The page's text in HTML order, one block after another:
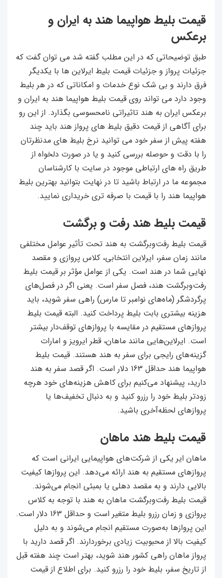
قیمت بلیط هواپیما هند به ایران و
برعکس
طبق توضیحاتی که در این مطلب گفته شد می توان گفت که
جزئیات پرواز و جزئیات قیمت بلیط ایرلاین ها با یکدیگر
فرق دارند و بی شک نوع خدمات و امکاناتی که در هر بلیط
وجود دارد می تواند روی قیمت بلیط هواپیما هند به ایران و
برعکس ایران به هند تاثیراتی نامحسوسی بگذارد. از این رو
برای آگاهی از قیمت دقیق بلیط های پرواز هند باید چند
هفته پیش از سفر خود می توانید نرخ بلیط های مدنظرتان
را با دقت و حوصله بررسی کنید و یا در صورت دلخواه از
طریق راه های ارتباطی موجود در سایت با کارشناسان
مجموعه ما در ارتباط باشید تا در نهایت بتوانید بهترین بلیط
هواپیما هند را با قیمت با صرفه تری خریداری نمایید.
قیمت بلیط هند رفت‌ و برگشت
قیمت بلیط رفت‌وبرگشت به هند تحت تأثیر عوامل مختلفی
مانند زمان سفر، ایرلاین انتخابی، کلاس پروازی و مقصد
نهایی شما در هند است. یکی از عوامل مؤثر بر قیمت بلیط
رفت‌وبرگشت هند، فصل سفر است. یعنی اگر در فصل‌های
پرگردشگر (ماه‌های نوامبر تا مارس) راهی سفر شوید، باید
هزینه بیشتری بابت بلیط پرداخت کنید. البته قیمت بلیط
پروازهای مستقیم در مقایسه با پروازهای توقف‌دار بیشتر
است. ایرلاین‌هایی مانند ماهان، قطر ایرویز و امارات
گزینه‌های رایجی برای سفر به هند هستند. قیمت بلیط
هواپیما هند حداقل 163 دلار است. اگر قصد سفر به هند
دارید، پیشنهاد می‌کنیم برای کاهش هزینه‌های خود هرچه
زودتر بلیط خود را رزرو کنید و به دنبال تخفیف‌ها یا
پروازهای لحظه‌آخری باشید.
قیمت بلیط هند ماهان
ماهان ایر یکی از شرکت‌های هواپیمایی ایرانی است که
پروازهای مستقیم به هند ارائه می‌دهد. این پروازها کیفیت
بالایی دارند و به مقصد دهلی یا بمبئی انجام می‌شوند.
قیمت بلیط رفت‌وبرگشت ماهان به هند با توجه به کلاس
پروازی و زمان رزرو بلیط متغیر است و حداقل 163 دلار است.
این پروازها به‌صورت مستقیم انجام می‌شوند و به دلیل
کیفیت بالا از محبوبیت زیادی برخوردارند. اگر قصد دارید با
پرواز ماهان راهی کشور هند شوید، بهتر است چند هفته قبل
از تاریخ سفر، بلیط خود را رزرو کنید. برای اطلاع از قیمت